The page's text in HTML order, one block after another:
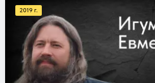
2019 г.